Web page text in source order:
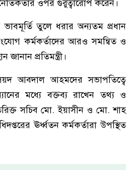
ওপর গুরুত্বারোপ করেন।
ভাবমূর্তি তুলে ধরার অন্যতম প্রধান
কর্মকর্তাদের আরও সমন্বিত ও
প্রতিমন্ত্রী।
আবদাল আহমদের সভাপতিত্বে
মধ্যে বক্তব্য রাখেন তথ্য ও
সচিব মো. ইয়াসীন ও মো. শাহ
ঊর্ধ্বতন কর্মকর্তারা উপস্থিত